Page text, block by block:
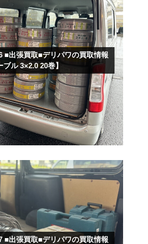
■出張買取■デリパワの買取情報
ブル 3×2.0 20巻】
■出張買取■デリパワの買取情報